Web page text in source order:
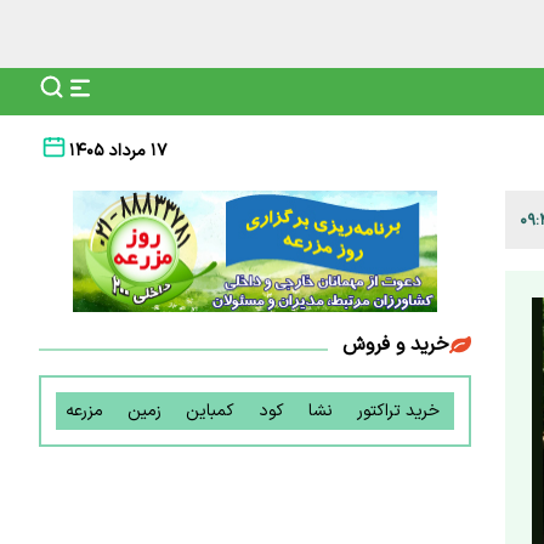
۱۷ مرداد ۱۴۰۵
خرید و فروش
خرید تراکتور نشا کود کمباین زمین مزرعه